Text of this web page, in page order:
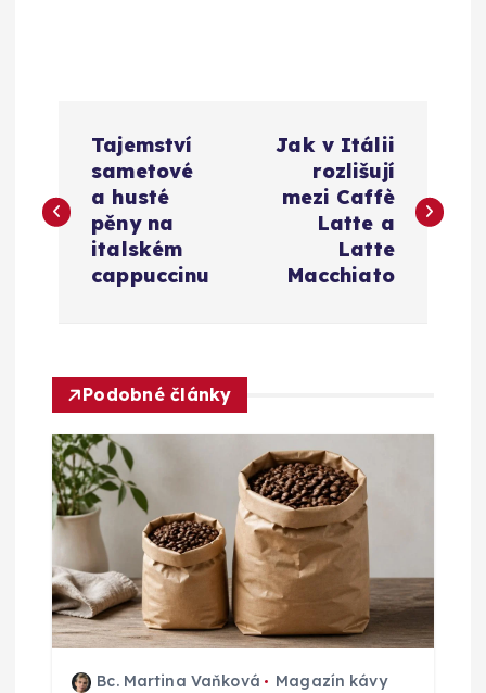
v
a
c
e
p
r
o
Tajemství
sametové
a husté
pěny na
italském
cappuccinu
Jak v Itálii
rozlišují
mezi Caffè
Latte a
Latte
Macchiato
Podobné články
Bc. Martina Vaňková Magazín kávy